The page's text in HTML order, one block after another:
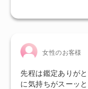
女性のお客様
先程は鑑定ありが
に気持ちがスーッ